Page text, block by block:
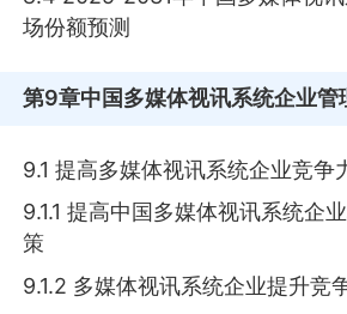
场份额预测
第9章中国多媒体视讯系统企业管
9.1 提高多媒体视讯系统企业竞争
9.1.1 提高中国多媒体视讯系统企
策
9.1.2 多媒体视讯系统企业提升竞